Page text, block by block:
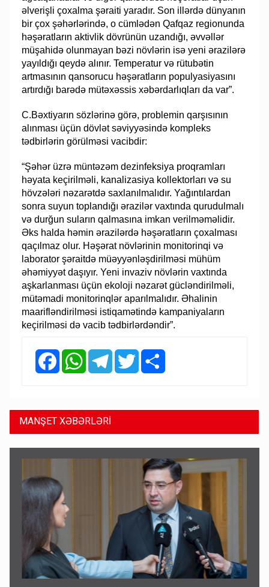
əlverişli çoxalma şəraiti yaradır. Son illərdə dünyanın
bir çox şəhərlərində, o cümlədən Qafqaz regionunda
həşəratların aktivlik dövrünün uzandığı, əvvəllər
müşahidə olunmayan bəzi növlərin isə yeni ərazilərə
yayıldığı qeydə alınır. Temperatur və rütubətin
artmasının qansorucu həşəratların populyasiyasını
artırdığı barədə mütəxəssis xəbərdarlıqları da var”.
C.Bəxtiyarın sözlərinə görə, problemin qarşısının
alınması üçün dövlət səviyyəsində kompleks
tədbirlərin görülməsi vacibdir:
“Şəhər üzrə müntəzəm dezinfeksiya proqramları
həyata keçirilməli, kanalizasiya kollektorları və su
hövzələri nəzarətdə saxlanılmalıdır. Yağıntılardan
sonra suyun toplandığı ərazilər vaxtında qurudulmalı
və durğun suların qalmasına imkan verilməməlidir.
Əks halda həmin ərazilərdə həşəratların çoxalması
qaçılmaz olur. Həşərat növlərinin monitorinqi və
laborator şəraitdə müəyyənləşdirilməsi mühüm
əhəmiyyət daşıyır. Yeni invaziv növlərin vaxtında
aşkarlanması üçün ekoloji nəzarət gücləndirilməli,
mütəmadi monitorinqlər aparılmalıdır. Əhalinin
maarifləndirilməsi istiqamətində kampaniyaların
keçirilməsi də vacib tədbirlərdəndir”.
FacebookWhatsAppTelegramTwitter
MANŞET XƏBƏRLƏRİ